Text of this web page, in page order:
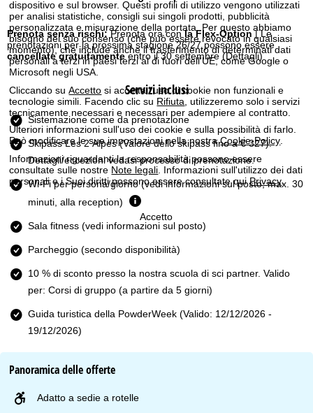
dispositivo e sul browser. Questi profili di utilizzo vengono utilizzati
per analisi statistiche, consigli sui singoli prodotti, pubblicità
personalizzata e misurazione della portata. Per questo abbiamo
bisogno del suo consenso (che può essere revocato in qualsiasi
momento), che include anche il trasferimento di determinati dati
personali a terzi in paesi terzi al di fuori dell'UE, come Google o
Microsoft negli USA.
Cliccando suAccetto si accetta l'uso di cookie non funzionali e
tecnologie simili. Facendo clic su Rifiuta , utilizzeremo solo i servizi
tecnicamente necessari e necessari per adempiere al contratto.
Ulteriori informazioni sull'uso dei cookie e sulla possibilità di farlo.
Può modificare le sue impostazioni nella nostraCookie-Policy
Informazioni riguardanti la responsabilità possono essere
consultate sulle nostre Note legali . Informazioni sull'utilizzo dei dati
personali e i Suoi diritti possono essere consultate quiPrivacy.
Accetto
a
g
e
Prenota senza rischi:Prenota ora conla Flex-Option| Le
prenotazioni per la prossima stagione 26/27 possono essere
cancellate gratuitamenteentro il 30 settembre (Dettagli)
Servizi inclusi
Sistemazione come da prenotazione
Skipass Les 2 Alpes(Valore dello skipass fino a € 327).
Dettagli/eccezioni vedasi processo di prenotazione.
Wi-Fi per persona/giorno (vedi informazioni sul posto, max. 30
minuti, alla reception)
Sala fitness (vedi informazioni sul posto)
Parcheggio (secondo disponibilità)
10 % di sconto presso la nostra scuola di sci partner. Valido
per: Corsi di gruppo (a partire da 5 giorni)
Guida turistica della PowderWeek (Valido: 12/12/2026 -
19/12/2026)
Panoramica delle offerte
Adatto a sedie a rotelle